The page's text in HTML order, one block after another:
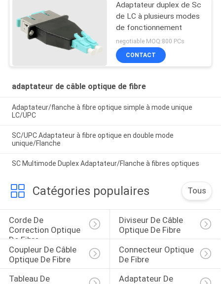
Adaptateur duplex de Sc
de LC à plusieurs modes
de fonctionnement
negotiable MOQ:800 PCs
CONTACT
adaptateur de câble optique de fibre
Adaptateur/flanche à fibre optique simple à mode unique
LC/UPC
SC/UPC Adaptateur à fibre optique en double mode
unique/Flanche
SC Multimode Duplex Adaptateur/Flanche à fibres optiques
Catégories populaires Tous
Corde De
Correction Optique
De Fibre
Diviseur De Câble
Optique De Fibre
Coupleur De Câble
Optique De Fibre
Connecteur Optique
De Fibre
Tableau De
Adaptateur De